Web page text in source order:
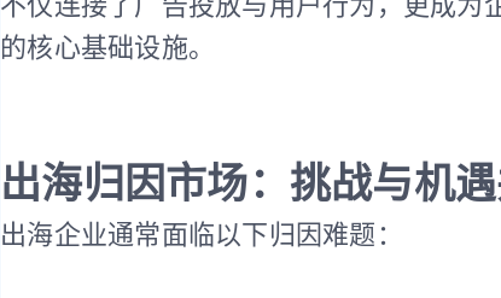
的核心基础设施。
出海归因市场：挑战与机
出海企业通常面临以下归因难题：